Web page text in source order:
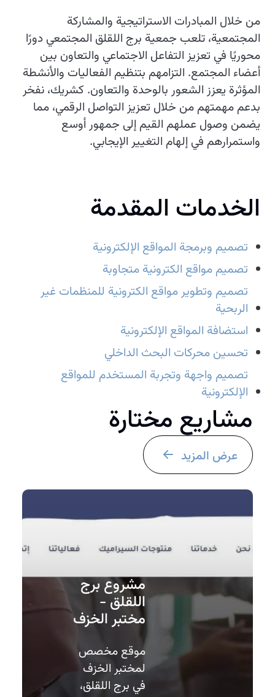
من خلال المبادرات الاستراتيجية والمشاركة
المجتمعية، تلعب جمعية برج اللقلق المجتمعي دورًا
محوريًا في تعزيز التفاعل الاجتماعي والتعاون بين
أعضاء المجتمع. التزامهم بتنظيم الفعاليات والأنشطة
المؤثرة يعزز الشعور بالوحدة والتعاون. كشريك، نفخر
بدعم مهمتهم من خلال تعزيز التواصل الرقمي، مما
يضمن وصول عملهم القيم إلى جمهور أوسع
واستمرارهم في إلهام التغيير الإيجابي.
الخدمات المقدمة
تصميم وبرمجة المواقع الإلكترونية
تصميم مواقع الكترونية متجاوبة
تصميم وتطوير مواقع الكترونية للمنظمات غير
الربحية
استضافة المواقع الإلكترونية
تحسين محركات البحث الداخلي
تصميم واجهة وتجربة المستخدم للمواقع
الإلكترونية
مشاريع مختارة
عرض المزيد
مشروع برج
اللقلق -
مختبر الخزف
موقع مخصص
لمختبر الخزف
في برج اللقلق،